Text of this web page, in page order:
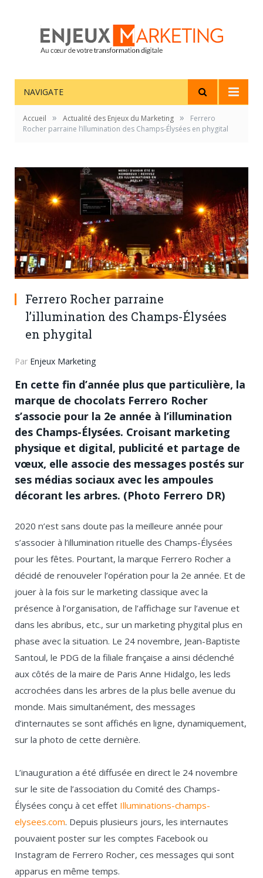
NAVIGATE
Accueil » Actualité des Enjeux du Marketing »
Ferrero
Rocher parraine l’illumination des Champs-Élysées en phygital
Ferrero Rocher parraine
l’illumination des Champs-Élysées
en phygital
Par Enjeux Marketing
En cette fin d’année plus que particulière, la
marque de chocolats Ferrero Rocher
s’associe pour la 2e année à l’illumination
des Champs-Élysées. Croisant marketing
physique et digital, publicité et partage de
vœux, elle associe des messages postés sur
ses médias sociaux avec les ampoules
décorant les arbres. (Photo Ferrero DR)
2020 n’est sans doute pas la meilleure année pour
s’associer à l’illumination rituelle des Champs-Élysées
pour les fêtes. Pourtant, la marque Ferrero Rocher a
décidé de renouveler l’opération pour la 2e année. Et de
jouer à la fois sur le marketing classique avec la
présence à l’organisation, de l’affichage sur l’avenue et
dans les abribus, etc., sur un marketing phygital plus en
phase avec la situation. Le 24 novembre, Jean-Baptiste
Santoul, le PDG de la filiale française a ainsi déclenché
aux côtés de la maire de Paris Anne Hidalgo, les leds
accrochées dans les arbres de la plus belle avenue du
monde. Mais simultanément, des messages
d’internautes se sont affichés en ligne, dynamiquement,
sur la photo de cette dernière.
L’inauguration a été diffusée en direct le 24 novembre
sur le site de l’association du Comité des Champs-
Élysées conçu à cet effet Illuminations-champs-
elysees.com. Depuis plusieurs jours, les internautes
pouvaient poster sur les comptes Facebook ou
Instagram de Ferrero Rocher, ces messages qui sont
apparus en même temps.